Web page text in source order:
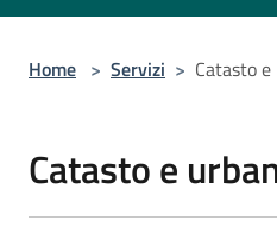
Home > Servizi > Catasto
Catasto e